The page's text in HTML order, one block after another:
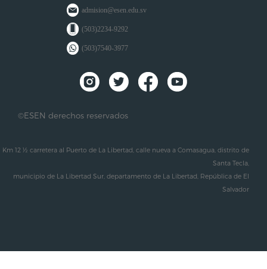
admision@esen.edu.sv
(503)2234-9292
(503)7540-3977
©ESEN derechos reservados
Km 12 ½ carretera al Puerto de La Libertad, calle nueva a Comasagua, distrito de
Santa Tecla,
municipio de La Libertad Sur, departamento de La Libertad, República de El
Salvador